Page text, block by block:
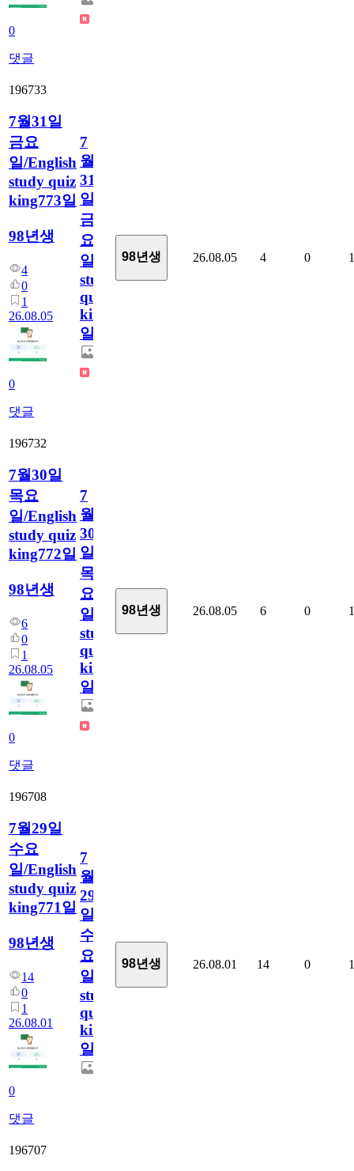
0
댓글
196733
7월31일
금요
일/English
study quiz
king773일
98년생
4
0
1
26.08.05
0
댓글
7
월
31
일
금
요
일/English
study
quiz
king773
일
98년생 26.08.05 4 0 1
196732
7월30일
목요
일/English
study quiz
king772일
98년생
6
0
1
26.08.05
0
댓글
7
월
30
일
목
요
일/English
study
quiz
king772
일
98년생 26.08.05 6 0 1
196708
7월29일
수요
일/English
study quiz
king771일
98년생
14
0
1
26.08.01
0
댓글
7
월
29
일
수
요
일/English
study
quiz
king771
일
98년생 26.08.01 14 0 1
196707